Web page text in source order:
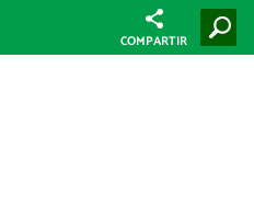
COMPARTIR